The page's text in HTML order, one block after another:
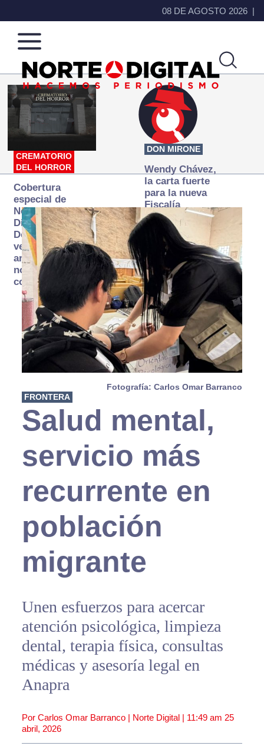
08 DE AGOSTO 2026
Norte
de
Ciudad
Más
que
noticias,
hacemos periodismo
CREMATORIO
DEL HORROR
Cobertura
especial de
Norte
Digital:
Donde la
verdad
arde… pero
no se
consume
DON MIRONE
Wendy Chávez,
la carta fuerte
para la nueva
Fiscalía
autónoma
Fotografía: Carlos Omar Barranco
FRONTERA
Salud mental,
servicio más
recurrente en
población
migrante
Unen esfuerzos para acercar
atención psicológica, limpieza
dental, terapia física, consultas
médicas y asesoría legal en
Anapra
Por Carlos Omar Barranco | Norte Digital | 11:49 am 25
abril, 2026